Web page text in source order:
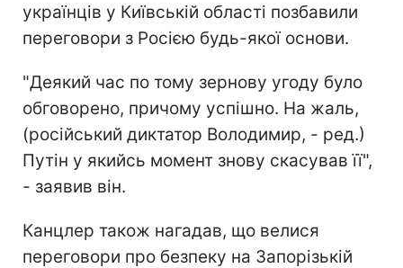
українців у Київській області позбавили
переговори з Росією будь-якої основи.
"Деякий час по тому зернову угоду було
обговорено, причому успішно. На жаль,
(російський диктатор Володимир, - ред.)
Путін у якийсь момент знову скасував її",
- заявив він.
Канцлер також нагадав, що велися
переговори про безпеку на Запорізькій